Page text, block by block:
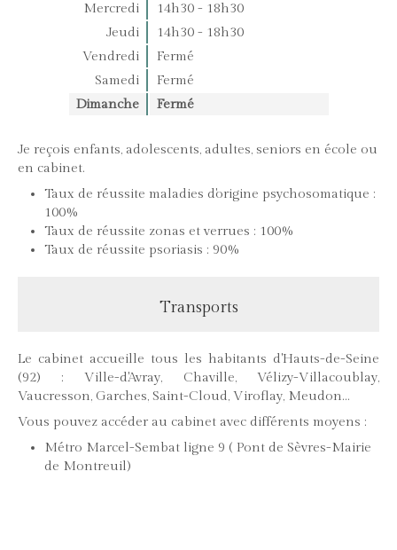
Mercredi
14h30 - 18h30
Jeudi
14h30 - 18h30
Vendredi
Fermé
Samedi
Fermé
Dimanche
Fermé
Je reçois enfants, adolescents, adultes, seniors en école ou
en cabinet.
Taux de réussite maladies d'origine psychosomatique :
100%
Taux de réussite zonas et verrues : 100%
Taux de réussite psoriasis : 90%
Transports
Le cabinet accueille tous les habitants d'Hauts-de-Seine
(92) : Ville-d'Avray, Chaville, Vélizy-Villacoublay,
Vaucresson, Garches, Saint-Cloud, Viroflay, Meudon...
Vous pouvez accéder au cabinet avec différents moyens :
Métro Marcel-Sembat ligne 9 ( Pont de Sèvres-Mairie
de Montreuil)